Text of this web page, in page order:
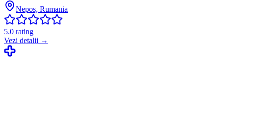
Nepos, Rumania
5.0 rating
Vezi detalii →